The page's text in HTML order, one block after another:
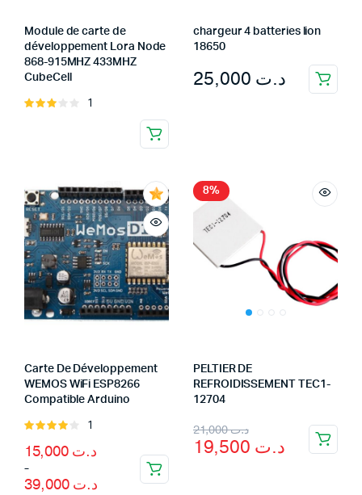
Module de carte de
développement Lora Node
868-915MHZ 433MHZ
CubeCell
Rated
1
chargeur 4 batteries lion
18650
د.ت
Carte De Développement
WEMOS WiFi ESP8266
Compatible Arduino
Rated
of 5
1
د.ت 15,000
–
د.ت 39,000
Price
range:
د.ت 15,000
through
8%
PELTIER DE
REFROIDISSEMENT TEC1-
12704
د.ت21,000
Original
price
د.ت
Current
price